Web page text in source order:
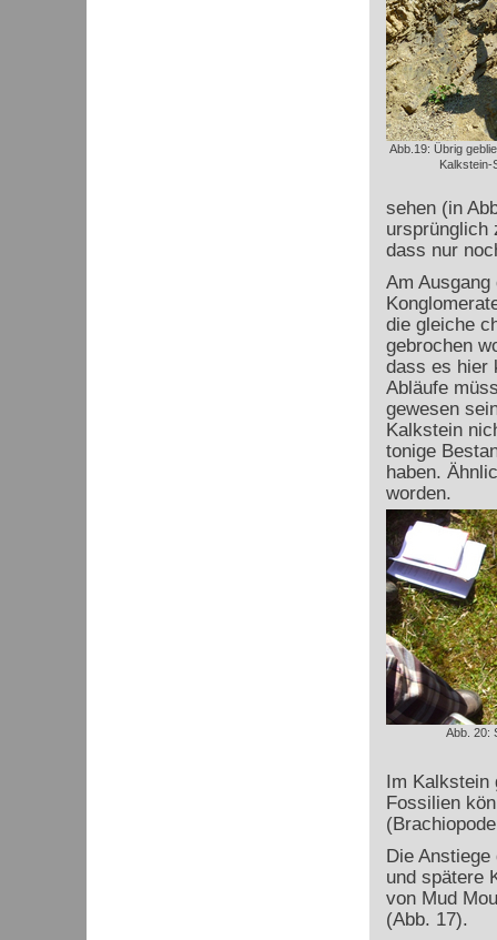
Abb.19: Übrig
Kalkstein-
sehen (in
ursprünglich
dass nur
Am
die gleiche
gebrochen
dass es hier
Abläufe
gewesen
Kalkstein
tonige
haben.
worden.
Abb. 20:
Im Kalkstein
Fossilien
Die
und spätere
von Mud
(Abb. 17).